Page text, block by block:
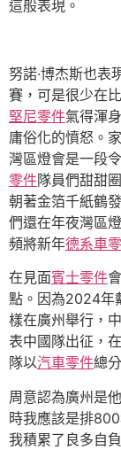
這般表現。
努諾·博杰斯也表
賽，可是很少在
堅尼零件氣得渾
庸俗化的憤怒。
灣區燈會是一段
零件隊員們甜甜
朝著金箔千紙鶴
們還在年夜灣區
頻將新年德系車
在見面賓士零件
點。因為2024年
樣在廣州舉行，
表中國隊出征，
隊以汽車零件總
周意認為廣州是
時我應該是排
我積累了良多自